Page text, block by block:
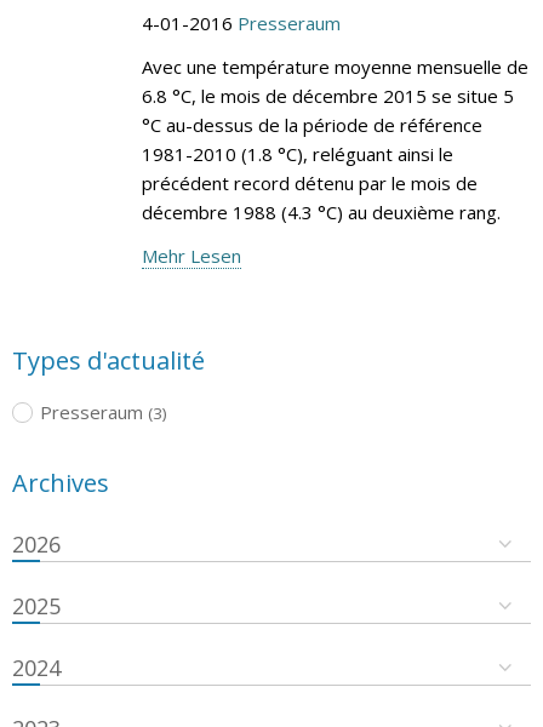
4-01-2016 Presseraum
Avec une température moyenne mensuelle de
6.8 °C, le mois de décembre 2015 se situe 5
°C au-dessus de la période de référence
1981-2010 (1.8 °C), reléguant ainsi le
précédent record détenu par le mois de
décembre 1988 (4.3 °C) au deuxième rang.
Mehr Lesen
Types d'actualité
Presseraum (3)
Archives
2026
2025
2024